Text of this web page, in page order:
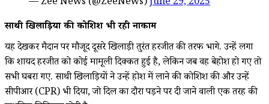
साथी खिलाड़ियों की कोशिश भी रही नाकाम
यह देखकर मैदान पर मौजूद दूसरे खिलाड़ी तुरंत हरजीत की तरफ भागे. उन्हें लगा
कि शायद हरजीत को कोई मामूली दिक्कत हुई है, लेकिन जब वह बेहोश हो गए तो
सभी घबरा गए. साथी खिलाड़ियों ने उन्हें होश में लाने की कोशिश की और उन्हें
सीपीआर (CPR) भी दिया, जो दिल का दौरा पड़ने पर दी जाने वाली एक तरह की